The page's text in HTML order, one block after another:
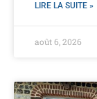
LIRE LA SUITE »
août 6, 2026